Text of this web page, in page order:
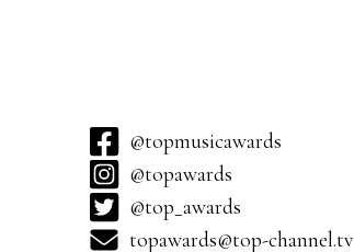
@topmusicawards
@topawards
@top_awards
topawards@top-channel.tv